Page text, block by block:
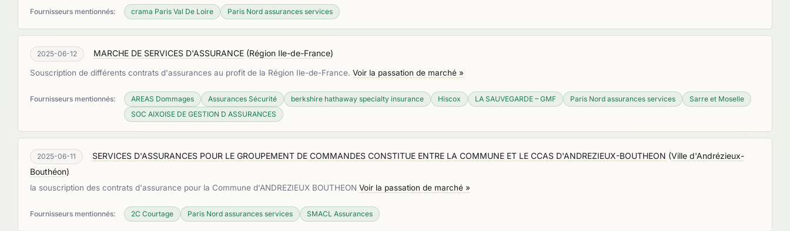
Fournisseurs mentionnés: crama Paris Val De Loire Paris Nord assurances services
2025-06-12 MARCHE DE SERVICES D'ASSURANCE (Région Ile-de-France)
Souscription de différents contrats d'assurances au profit de la Région Ile-de-France. Voir la passation de marché »
Fournisseurs mentionnés: AREAS Dommages Assurances Sécurité berkshire hathaway specialty insurance Hiscox LA SAUVEGARDE – GMF Paris Nord assurances services
Sarre et Moselle
SOC AIXOISE DE GESTION D ASSURANCES
2025-06-11 SERVICES D'ASSURANCES POUR LE GROUPEMENT DE COMMANDES CONSTITUE ENTRE LA COMMUNE ET LE CCAS D'ANDREZIEUX-BOUTHEON (Ville d'Andrézieux-
Bouthéon)
la souscription des contrats d'assurance pour la Commune d'ANDREZIEUX BOUTHEON Voir la passation de marché »
Fournisseurs mentionnés: 2C Courtage Paris Nord assurances services SMACL Assurances